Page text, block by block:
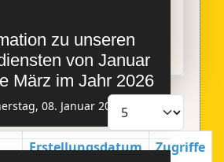
zu unseren
von Januar
März im Jahr 2026
08. Januar 2026Anzeige #
Erstellungsdatum
Zugriffe